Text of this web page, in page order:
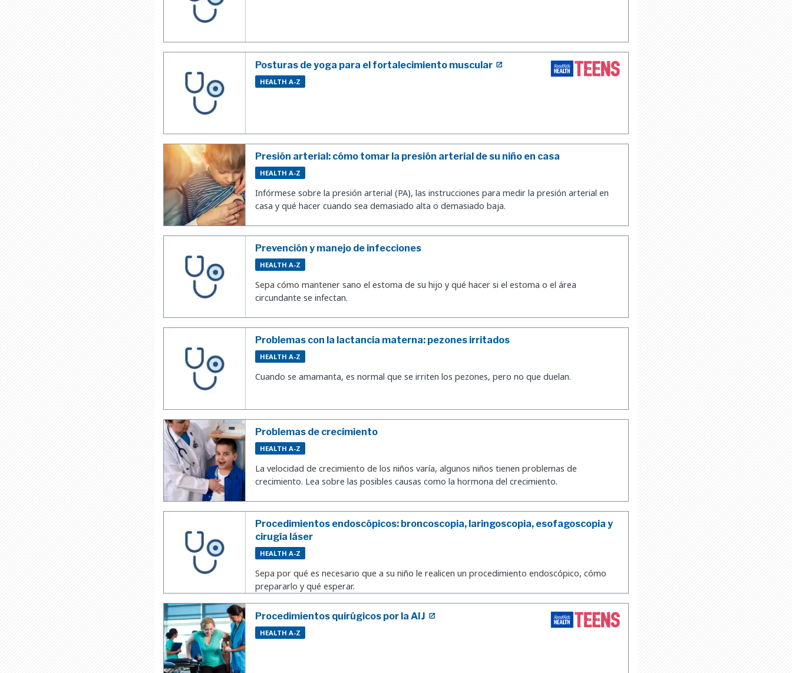
Posturas de yoga para el fortalecimiento muscular
HEALTH A-Z
Presión arterial: cómo tomar la presión arterial de su niño en casa
HEALTH A-Z
Infórmese sobre la presión arterial (PA), las instrucciones para medir la presión arterial en
casa y qué hacer cuando sea demasiado alta o demasiado baja.
Prevención y manejo de infecciones
HEALTH A-Z
Sepa cómo mantener sano el estoma de su hijo y qué hacer si el estoma o el área
circundante se infectan.
Problemas con la lactancia materna: pezones irritados
HEALTH A-Z
Cuando se amamanta, es normal que se irriten los pezones, pero no que duelan.
Problemas de crecimiento
HEALTH A-Z
La velocidad de crecimiento de los niños varía, algunos niños tienen problemas de
crecimiento. Lea sobre las posibles causas como la hormona del crecimiento.
Procedimientos endoscópicos: broncoscopia, laringoscopia, esofagoscopia y
cirugía láser
HEALTH A-Z
Sepa por qué es necesario que a su niño le realicen un procedimiento endoscópico, cómo
prepararlo y qué esperar.
Procedimientos quirúgicos por la AIJ
HEALTH A-Z